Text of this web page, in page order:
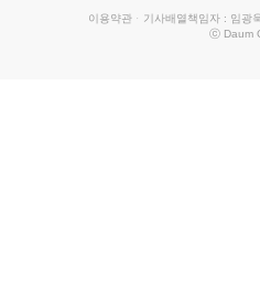
이용약관 · 기사배열책임자 : 임광
ⓒ Daum